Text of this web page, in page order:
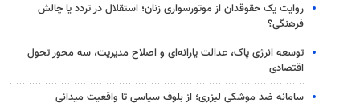
روایت یک حقوقدان از موتورسواری زنان؛ استقلال در تردد یا چالش
فرهنگی؟
توسعه انرژی پاک، عدالت یارانه‌ای و اصلاح مدیریت، سه محور تحول
اقتصادی
سامانه ضد موشکی لیزری؛ از بلوف سیاسی تا واقعیت میدانی